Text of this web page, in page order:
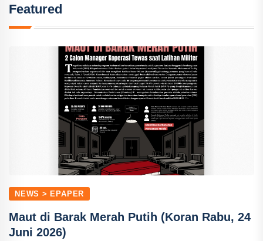
Featured
NEWS > EPAPER
Maut di Barak Merah Putih (Koran Rabu, 24
Juni 2026)